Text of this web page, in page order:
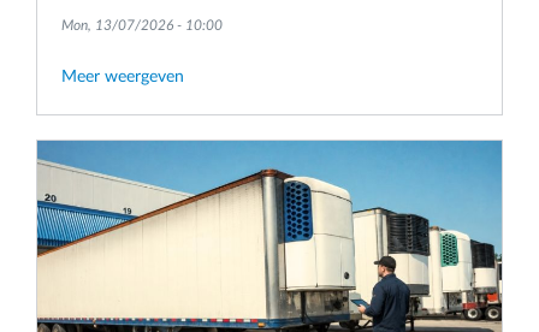
Mon, 13/07/2026 - 10:00
Meer weergeven